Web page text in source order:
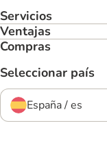
Servicios
Ventajas
Compras
Seleccionar país
España / es